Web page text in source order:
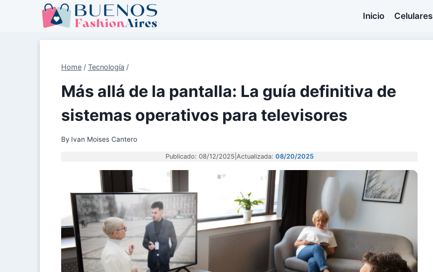
Inicio Celulares
Home / Tecnología /
Más allá de la pantalla: La guía definitiva de
sistemas operativos para televisores
By Ivan Moises Cantero
Publicado: 08/12/2025 Actualizada: 08/20/2025